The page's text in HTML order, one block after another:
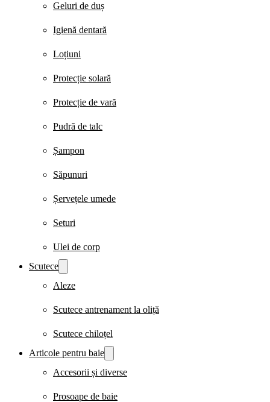
Geluri de duș
Igienă dentară
Loțiuni
Protecție solară
Protecție de vară
Pudră de talc
Șampon
Săpunuri
Șervețele umede
Seturi
Ulei de corp
Scutece
Aleze
Scutece antrenament la oliță
Scutece chiloțel
Articole pentru baie
Accesorii și diverse
Prosoape de baie